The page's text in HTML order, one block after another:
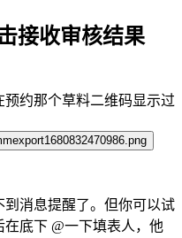
接收审核结果
约那个草料二维码显示过
消息提醒了。但你可以试
底下 @一下填表人，他